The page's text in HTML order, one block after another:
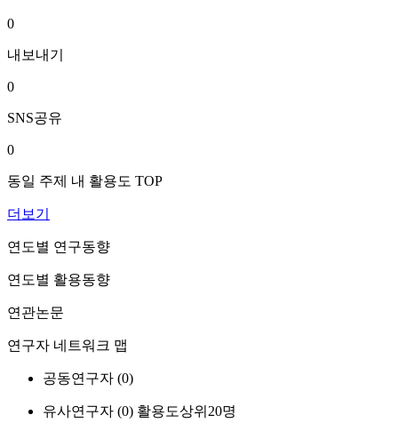
0
내보내기
0
SNS공유
0
동일 주제 내 활용도 TOP
더보기
연도별 연구동향
연도별 활용동향
연관논문
연구자 네트워크 맵
공동연구자 (0)
유사연구자 (0) 활용도상위20명